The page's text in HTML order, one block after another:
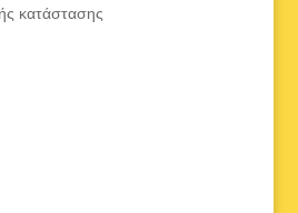
κατάστασης